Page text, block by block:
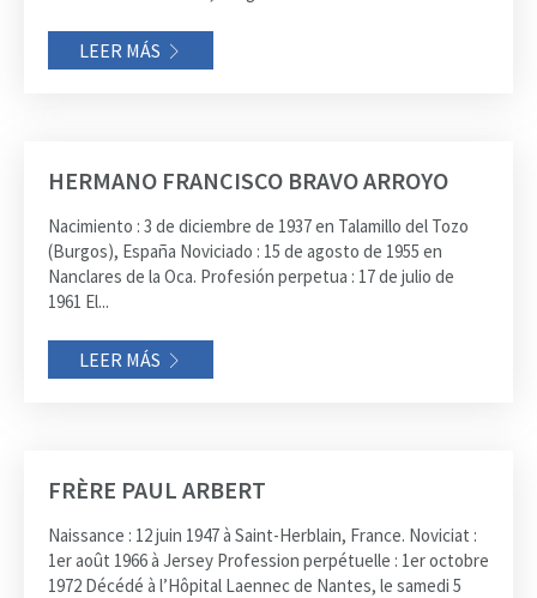
LEER MÁS
HERMANO FRANCISCO BRAVO ARROYO
Nacimiento : 3 de diciembre de 1937 en Talamillo del Tozo
(Burgos), España Noviciado : 15 de agosto de 1955 en
Nanclares de la Oca. Profesión perpetua : 17 de julio de
1961 El...
LEER MÁS
FRÈRE PAUL ARBERT
Naissance : 12 juin 1947 à Saint-Herblain, France. Noviciat :
1er août 1966 à Jersey Profession perpétuelle : 1er octobre
1972 Décédé à l’Hôpital Laennec de Nantes, le samedi 5